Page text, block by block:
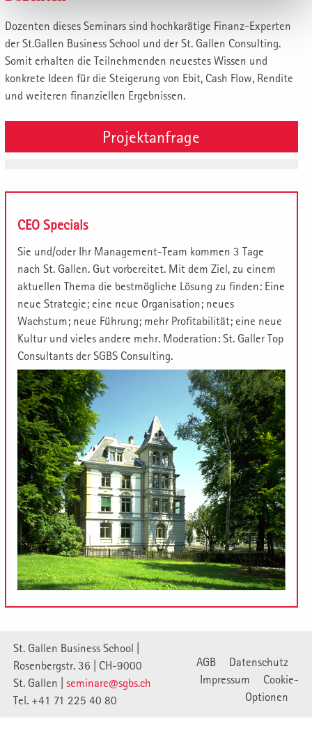
Dozenten dieses Seminars sind hochkarätige Finanz-Experten
der St.Gallen Business School und der St. Gallen Consulting.
Somit erhalten die Teilnehmenden neuestes Wissen und
konkrete Ideen für die Steigerung von Ebit, Cash Flow, Rendite
und weiteren finanziellen Ergebnissen.
Projektanfrage
CEO Specials
Sie und/oder Ihr Management-Team kommen 3 Tage
nach St. Gallen. Gut vorbereitet. Mit dem Ziel, zu einem
aktuellen Thema die bestmögliche Lösung zu finden: Eine
neue Strategie; eine neue Organisation; neues
Wachstum; neue Führung; mehr Profitabilität; eine neue
Kultur und vieles andere mehr. Moderation: St. Galler Top
Consultants der SGBS Consulting.
St. Gallen Business School |
Rosenbergstr. 36 | CH-9000
St. Gallen | seminare@sgbs.ch
Tel. +41 71 225 40 80
AGB
Datenschutz
Impressum
Cookie-
Optionen